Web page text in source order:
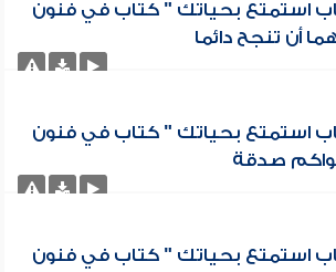
استمتع بحياتك " كتاب في فنون
أن تنجح دائما
استمتع بحياتك " كتاب في فنون
صدقة
استمتع بحياتك " كتاب في فنون